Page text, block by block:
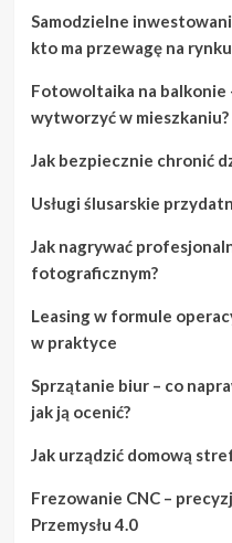
Samodzielne
kto ma przewagę na
Fotowoltaika na balkonie
wytworzyć w mieszkaniu?
Jak bezpiecznie chronić
Usługi ślusarskie
Jak nagrywać
fotograficznym?
Leasing w formule
w praktyce
Sprzątanie biur – co
jak ją ocenić?
Jak urządzić domową
Frezowanie CNC –
Przemysłu 4.0